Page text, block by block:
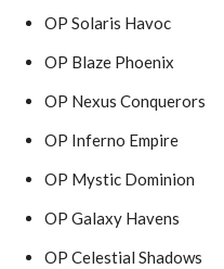
OP Solaris Havoc
OP Blaze Phoenix
OP Nexus Conquerors
OP Inferno Empire
OP Mystic Dominion
OP Galaxy Havens
OP Celestial Shadows